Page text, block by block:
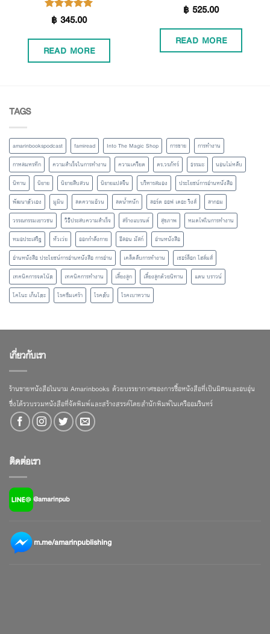
Rated5.00
฿345.00
READ MORE
Rated5.00
฿525.00
READ MORE
TAGS
amarinbookspodcast famiread Into The Magic Shop การขาย
การทำงาน
กาหลมหรทึก
ความสำเร็จในการทำงาน ความเครียด ดร.วรภัทร์ ธรรมะ
นอนไม่หลับ
นิทาน
นิยาย นิยายสืบสวน นิยายแปลจีน บริหารสมอง
ประโยชน์การอ่านหนังสือ
พัฒนาตัวเอง
มูมิน ลดความอ้วน ลดน้ำหนัก ลอร์ด ออฟ เดอะ ริงส์
ลากอม
วรรณกรรมเยาวชน
วิธีประสบความสำเร็จ สร้างแบรนด์ สุขภาพ
หมดไฟในการทำงาน
หมอประเสริฐ
หัวเว่ย ออกกำลังกาย อีลอน มัสก์
อ่านหนังสือ
อ่านหนังสือ ประโยชน์การอ่านหนังสือ การอ่าน
เคล็ดลับการทำงาน
เชอร์ล็อก โฮล์มส์
เทคนิคการจดโน้ต
เทคนิคการทำงาน เลี้ยงลูก เลี้ยงลูกด้วยนิทาน
แดน บราวน์
โคโนะ เก็นโตะ
โรคซึมเศร้า โรคตับ โรคเบาหวาน
เกี่ยวกับเรา
ร้านขายหนังสือในนาม Amarinbooks ด้วยบรรยากาศของการซื้อหนังสือที่เป็นมิตรและอบอุ่น
ซึ่งได้รวบรวมหนังสือที่จัดพิมพ์และสร้างสรรค์โดยสำนักพิมพ์ในเครืออมรินทร์
ติดต่อเรา
@amarinpub
m.me/amarinpublishing